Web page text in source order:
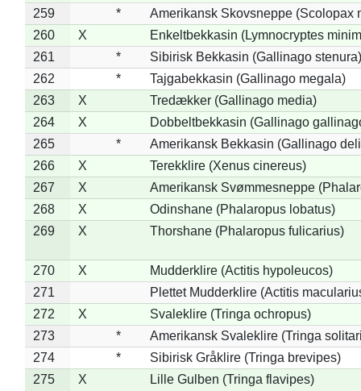
259
*
Amerikansk Skovsneppe (Scolopax
260
X
Enkeltbekkasin (Lymnocryptes
261
*
Sibirisk Bekkasin (Gallinago stenura)
262
*
Tajgabekkasin (Gallinago megala)
263
X
Tredækker (Gallinago media)
264
X
Dobbeltbekkasin (Gallinago
265
*
Amerikansk Bekkasin (Gallinago
266
X
Terekklire (Xenus cinereus)
267
X
Amerikansk Svømmesneppe
268
X
Odinshane (Phalaropus lobatus)
269
X Thorshane (Phalaropus fulicarius)
270 X
Mudderklire (Actitis hypoleucos)
271
Plettet Mudderklire (Actitis
272
X
Svaleklire (Tringa ochropus)
273
*
Amerikansk Svaleklire (Tringa
274
*
Sibirisk Gråklire (Tringa brevipes)
275
X Lille Gulben (Tringa flavipes)